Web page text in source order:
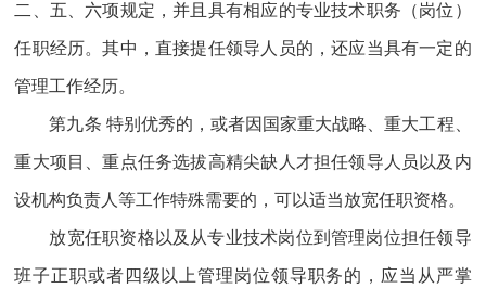
二、五、六项规定，并且具有相应的专业技术职务（岗位）
任职经历。其中，直接提任领导人员的，还应当具有一定的
管理工作经历。
第九条 特别优秀的，或者因国家重大战略、重大工程、
重大项目、重点任务选拔高精尖缺人才担任领导人员以及内
设机构负责人等工作特殊需要的，可以适当放宽任职资格。
放宽任职资格以及从专业技术岗位到管理岗位担任领导
班子正职或者四级以上管理岗位领导职务的，应当从严掌